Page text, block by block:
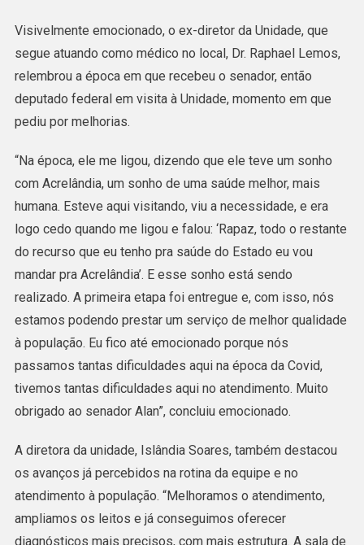
Visivelmente emocionado, o ex-diretor da Unidade, que
segue atuando como médico no local, Dr. Raphael Lemos,
relembrou a época em que recebeu o senador, então
deputado federal em visita à Unidade, momento em que
pediu por melhorias.
“Na época, ele me ligou, dizendo que ele teve um sonho
com Acrelândia, um sonho de uma saúde melhor, mais
humana. Esteve aqui visitando, viu a necessidade, e era
logo cedo quando me ligou e falou: ‘Rapaz, todo o restante
do recurso que eu tenho pra saúde do Estado eu vou
mandar pra Acrelândia’. E esse sonho está sendo
realizado. A primeira etapa foi entregue e, com isso, nós
estamos podendo prestar um serviço de melhor qualidade
à população. Eu fico até emocionado porque nós
passamos tantas dificuldades aqui na época da Covid,
tivemos tantas dificuldades aqui no atendimento. Muito
obrigado ao senador Alan”, concluiu emocionado.
A diretora da unidade, Islândia Soares, também destacou
os avanços já percebidos na rotina da equipe e no
atendimento à população. “Melhoramos o atendimento,
ampliamos os leitos e já conseguimos oferecer
diagnósticos mais precisos, com mais estrutura. A sala de